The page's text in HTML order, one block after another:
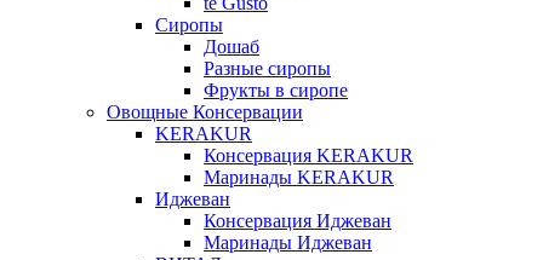
Сиропы
Дошаб
Разные сиропы
Фрукты в сиропе
Овощные Консервации
KERAKUR
Консервация KERAKUR
Маринады KERAKUR
Иджеван
Консервация Иджеван
Маринады Иджеван